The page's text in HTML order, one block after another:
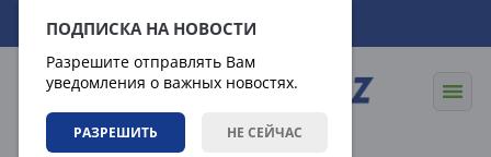
ПОДПИСКА НА НОВОСТИ
Разрешите отправлять Вам
уведомления о важных новостях.
РАЗРЕШИТЬ НЕ СЕЙЧАС
08.08.2026 10:44:56